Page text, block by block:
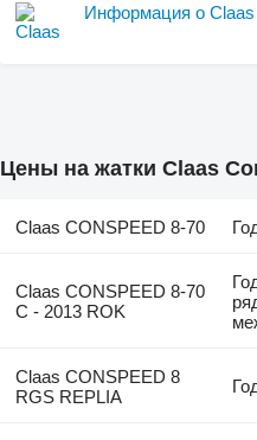
Информация о Claas
Цены на жатки Claas
Claas CONSPEED 8-70
Claas CONSPEED 8-70
C - 2013 ROK
Claas CONSPEED 8
RGS REPLIA